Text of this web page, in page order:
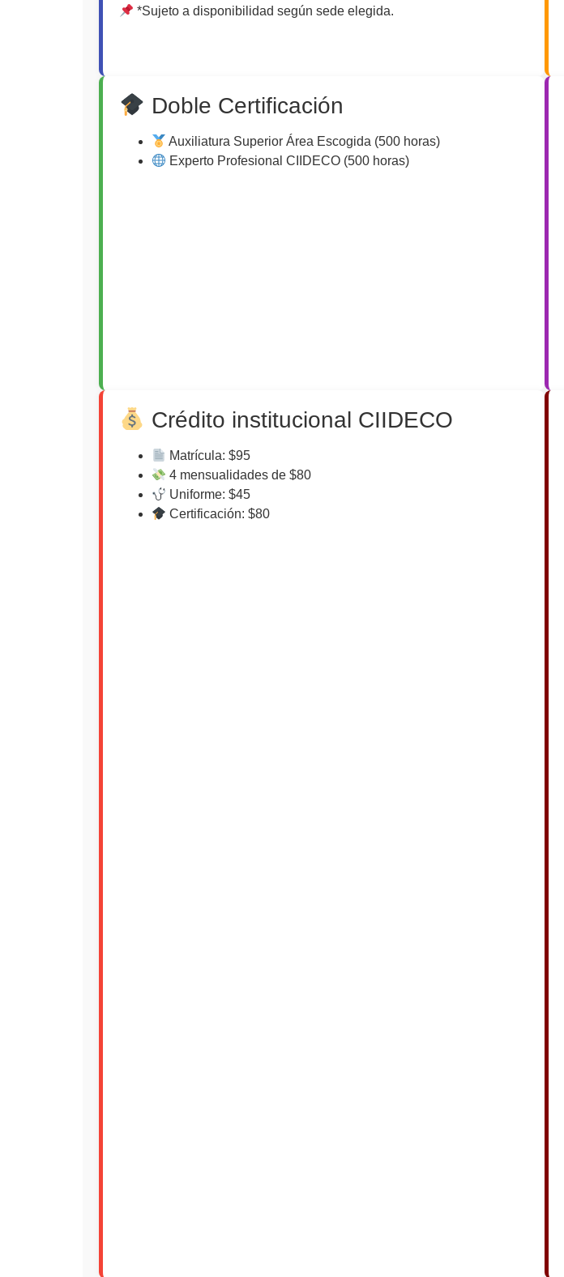
*Sujeto a disponibilidad según sede elegida.
Doble Certificación
Auxiliatura Superior Área Escogida (500 horas)
Experto Profesional CIIDECO (500 horas)
Crédito institucional CIIDECO
Matrícula: $95
4 mensualidades de $80
Uniforme: $45
Certificación: $80